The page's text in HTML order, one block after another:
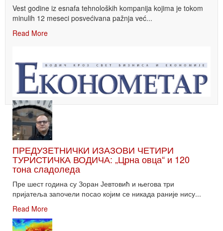
Vest godine iz esnafa tehnoloških kompanija kojima je tokom
minulih 12 meseci posvećivana pažnja već...
Read More
ПРЕДУЗЕТНИЧКИ ИЗАЗОВИ ЧЕТИРИ
ТУРИСТИЧКА ВОДИЧА: „Црна овца“ и 120
тона сладоледа
Пре шест година су Зоран Јевтовић и његова три
пријатеља започели посао којим се никада раније нису...
Read More